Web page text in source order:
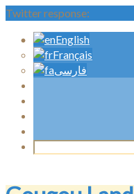
Twitter response:
English
Français
فارسی